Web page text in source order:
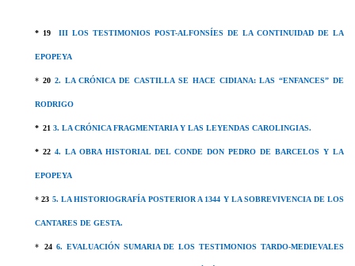
* 19 III LOS TESTIMONIOS POST-ALFONSÍES DE LA CONTINUIDAD DE LA
EPOPEYA
* 20 2. LA CRÓNICA DE CASTILLA SE HACE CIDIANA: LAS “ENFANCES” DE
RODRIGO
* 21 3. LA CRÓNICA FRAGMENTARIA Y LAS LEYENDAS CAROLINGIAS.
* 22 4. LA OBRA HISTORIAL DEL CONDE DON PEDRO DE BARCELOS Y LA
EPOPEYA
* 23 5. LA HISTORIOGRAFÍA POSTERIOR A 1344 Y LA SOBREVIVENCIA DE LOS
CANTARES DE GESTA.
* 24 6. EVALUACIÓN SUMARIA DE LOS TESTIMONIOS TARDO-MEDIEVALES